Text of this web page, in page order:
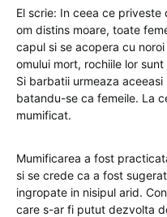
El scrie: In ceea ce
om distins moare, toate
capul si se acopera cu
omului mort, rochiile lor
Si barbatii urmeaza
batandu-se ca femeile. La
mumificat.
Mumificarea a fost
si se crede ca a fost
ingropate in nisipul arid.
care s-ar fi putut dezvolta